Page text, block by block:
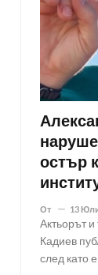
остър
От 13
Актьорът
Кадиев
след като